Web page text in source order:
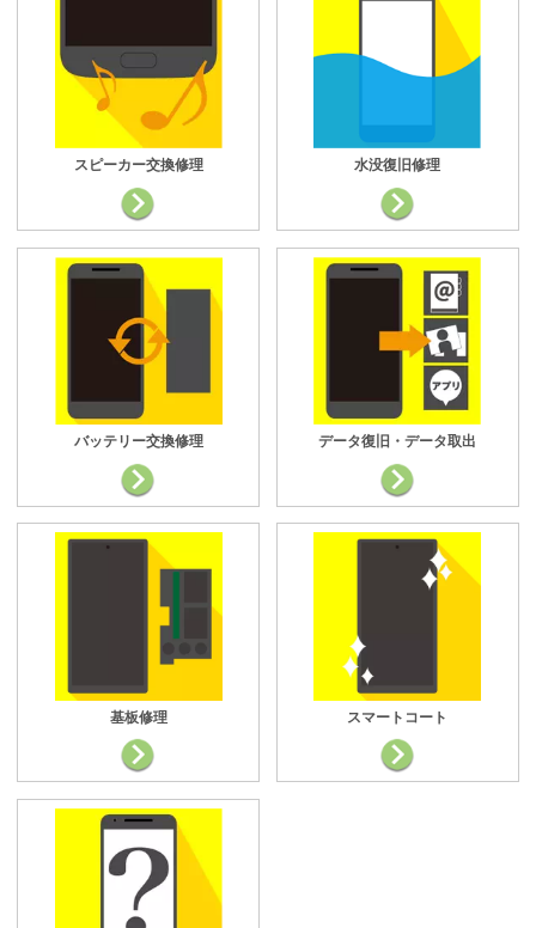
スピーカー交換修理 水没復旧修理
バッテリー交換修理 データ復旧・データ取出
基板修理 スマートコート